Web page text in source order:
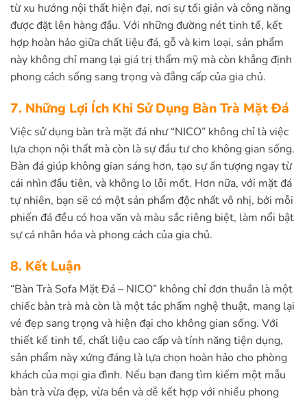
từ xu hướng nội thất hiện đại, nơi sự tối giản và công năng
được đặt lên hàng đầu. Với những đường nét tinh tế, kết
hợp hoàn hảo giữa chất liệu đá, gỗ và kim loại, sản phẩm
này không chỉ mang lại giá trị thẩm mỹ mà còn khẳng định
phong cách sống sang trọng và đẳng cấp của gia chủ.
7. Những Lợi Ích Khi Sử Dụng Bàn Trà Mặt Đá
Việc sử dụng bàn trà mặt đá như “NICO” không chỉ là việc
lựa chọn nội thất mà còn là sự đầu tư cho không gian sống.
Bàn đá giúp không gian sáng hơn, tạo sự ấn tượng ngay từ
cái nhìn đầu tiên, và không lo lỗi mốt. Hơn nữa, với mặt đá
tự nhiên, bạn sẽ có một sản phẩm độc nhất vô nhị, bởi mỗi
phiến đá đều có hoa văn và màu sắc riêng biệt, làm nổi bật
sự cá nhân hóa và phong cách của gia chủ.
8. Kết Luận
“Bàn Trà Sofa Mặt Đá – NICO” không chỉ đơn thuần là một
chiếc bàn trà mà còn là một tác phẩm nghệ thuật, mang lại
vẻ đẹp sang trọng và hiện đại cho không gian sống. Với
thiết kế tinh tế, chất liệu cao cấp và tính năng tiện dụng,
sản phẩm này xứng đáng là lựa chọn hoàn hảo cho phòng
khách của mọi gia đình. Nếu bạn đang tìm kiếm một mẫu
bàn trà vừa đẹp, vừa bền và dễ kết hợp với nhiều phong